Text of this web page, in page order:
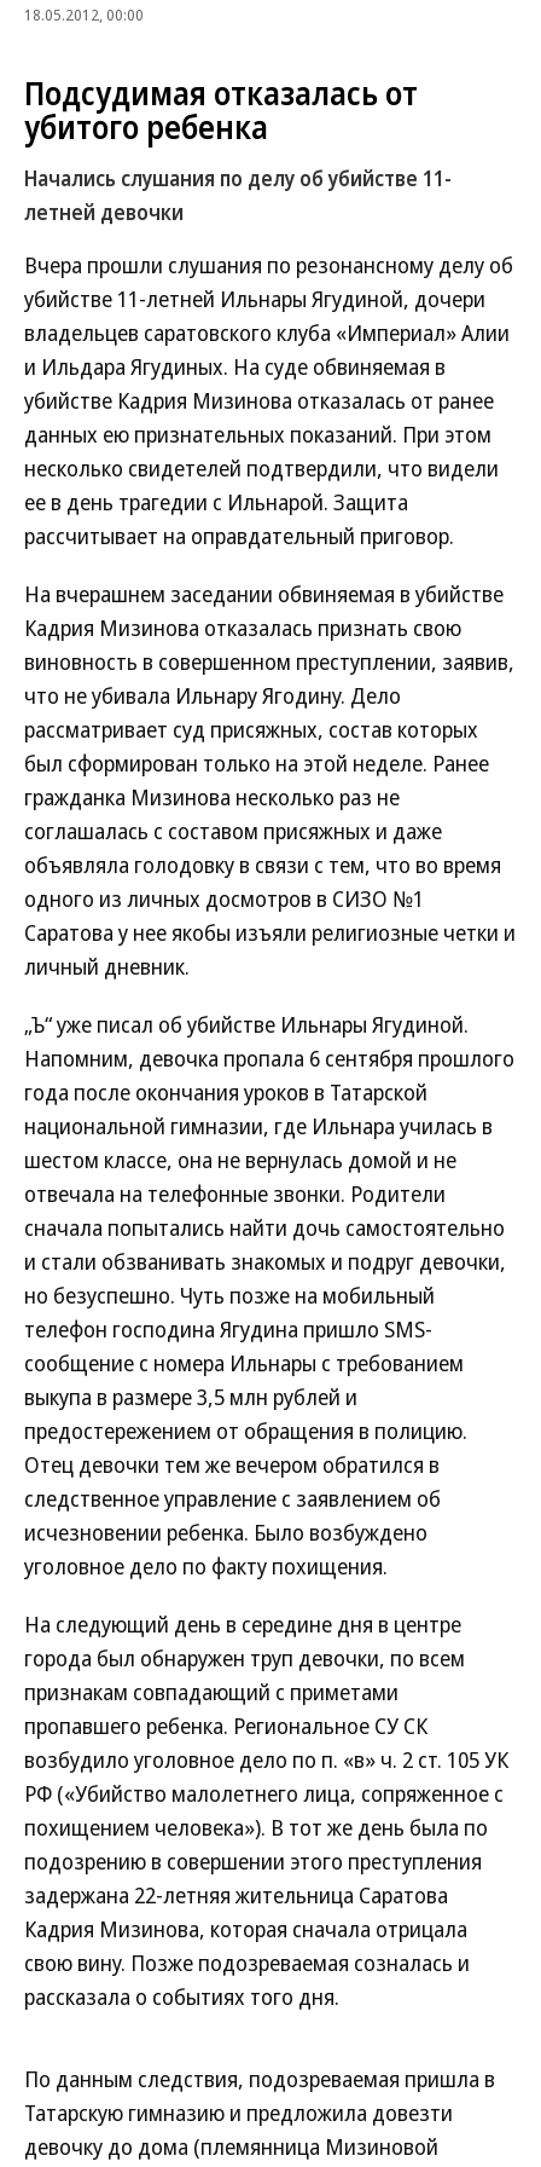
18.05.2012, 00:00
Подсудимая отказалась от
убитого ребенка
Начались слушания по делу об убийстве 11-
летней девочки
Вчера прошли слушания по резонансному делу об
убийстве 11-летней Ильнары Ягудиной, дочери
владельцев саратовского клуба «Империал» Алии
и Ильдара Ягудиных. На суде обвиняемая в
убийстве Кадрия Мизинова отказалась от ранее
данных ею признательных показаний. При этом
несколько свидетелей подтвердили, что видели
ее в день трагедии с Ильнарой. Защита
рассчитывает на оправдательный приговор.
На вчерашнем заседании обвиняемая в убийстве
Кадрия Мизинова отказалась признать свою
виновность в совершенном преступлении, заявив,
что не убивала Ильнару Ягодину. Дело
рассматривает суд присяжных, состав которых
был сформирован только на этой неделе. Ранее
гражданка Мизинова несколько раз не
соглашалась с составом присяжных и даже
объявляла голодовку в связи с тем, что во время
одного из личных досмотров в СИЗО №1
Саратова у нее якобы изъяли религиозные четки и
личный дневник.
„Ъ“ уже писал об убийстве Ильнары Ягудиной.
Напомним, девочка пропала 6 сентября прошлого
года после окончания уроков в Татарской
национальной гимназии, где Ильнара училась в
шестом классе, она не вернулась домой и не
отвечала на телефонные звонки. Родители
сначала попытались найти дочь самостоятельно
и стали обзванивать знакомых и подруг девочки,
но безуспешно. Чуть позже на мобильный
телефон господина Ягудина пришло SMS-
сообщение с номера Ильнары с требованием
выкупа в размере 3,5 млн рублей и
предостережением от обращения в полицию.
Отец девочки тем же вечером обратился в
следственное управление с заявлением об
исчезновении ребенка. Было возбуждено
уголовное дело по факту похищения.
На следующий день в середине дня в центре
города был обнаружен труп девочки, по всем
признакам совпадающий с приметами
пропавшего ребенка. Региональное СУ СК
возбудило уголовное дело по п. «в» ч. 2 ст. 105 УК
РФ («Убийство малолетнего лица, сопряженное с
похищением человека»). В тот же день была по
подозрению в совершении этого преступления
задержана 22-летняя жительница Саратова
Кадрия Мизинова, которая сначала отрицала
свою вину. Позже подозреваемая созналась и
рассказала о событиях того дня.
По данным следствия, подозреваемая пришла в
Татарскую гимназию и предложила довезти
девочку до дома (племянница Мизиновой